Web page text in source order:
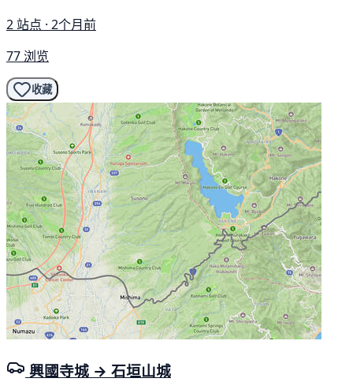
2 站点 · 2个月前
77 浏览
收藏
興國寺城 → 石垣山城